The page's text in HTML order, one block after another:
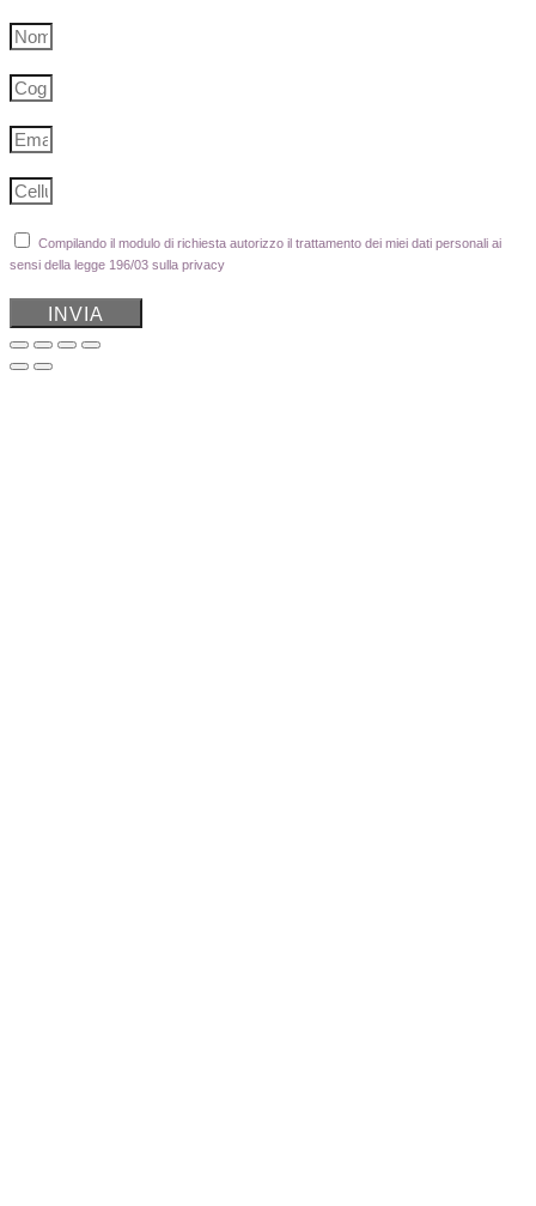
Compilando il modulo di richiesta autorizzo il trattamento dei miei dati personali ai
sensi della legge 196/03 sulla privacy
INVIA